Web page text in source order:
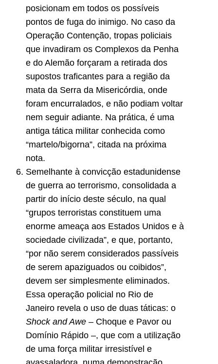
posicionam em todos os possíveis
pontos de fuga do inimigo. No caso da
Operação Contenção, tropas policiais
que invadiram os Complexos da Penha
e do Alemão forçaram a retirada dos
supostos traficantes para a região da
mata da Serra da Misericórdia, onde
foram encurralados, e não podiam voltar
nem seguir adiante. Na prática, é uma
antiga tática militar conhecida como
“martelo/bigorna”, citada na próxima
nota.
Semelhante à convicção estadunidense
de guerra ao terrorismo, consolidada a
partir do início deste século, na qual
“grupos terroristas constituem uma
enorme ameaça aos Estados Unidos e à
sociedade civilizada”, e que, portanto,
“por não serem considerados passíveis
de serem apaziguados ou coibidos”,
devem ser simplesmente eliminados.
Essa operação policial no Rio de
Janeiro revela o uso de duas táticas: o
Shock and Awe – Choque e Pavor ou
Domínio Rápido –, que com a utilização
de uma força militar irresistível e